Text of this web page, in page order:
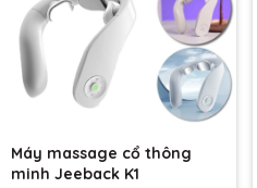
Máy massage cổ thông
minh Jeeback K1